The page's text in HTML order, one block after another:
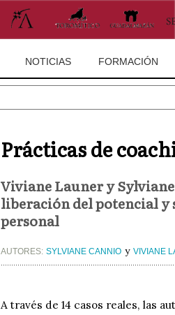
NOTICIAS FORMACIÓN
Prácticas de
Viviane Launer y
liberación del potencial y
personal
AUTORES: SYLVIANE CANNIO y VIVIANE
A través de 14 casos reales, las